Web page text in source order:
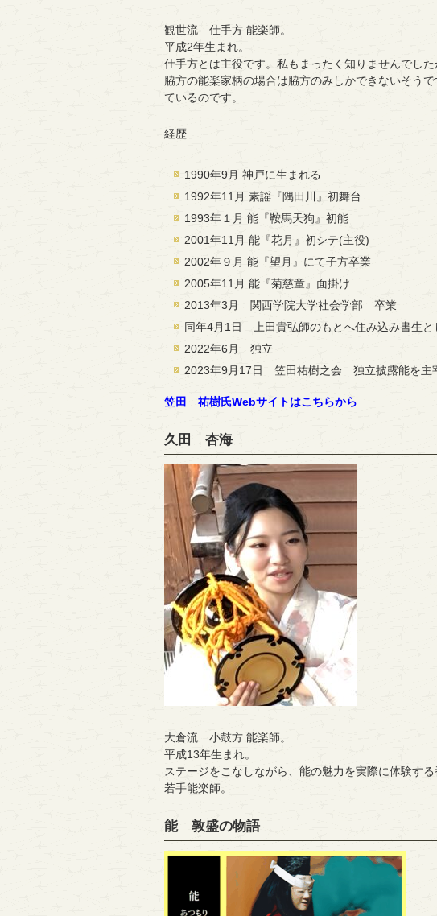
観世流 仕手方 能楽師。
平成2年生まれ。
仕手方とは主役です。私もまったく知りませんでし
脇方の能楽家柄の場合は脇方のみしかできないそう
ているのです。
経歴
1990年9月 神戸に生まれる
1992年11月 素謡『隅田川』初舞台
1993年１月 能『鞍馬天狗』初能
2001年11月 能『花月』初シテ(主役)
2002年９月 能『望月』にて子方卒業
2005年11月 能『菊慈童』面掛け
2013年3月 関西学院大学社会学部 卒業
同年4月1日 上田貴弘師のもとへ住み込み書生と
2022年6月 独立
2023年9月17日 笠田祐樹之会 独立披露能を主
笠田 祐樹氏Webサイトはこちらから
久田 杏海
大倉流 小鼓方 能楽師。
平成13年生まれ。
ステージをこなしながら、能の魅力を実際に体験す
若手能楽師。
能 敦盛の物語